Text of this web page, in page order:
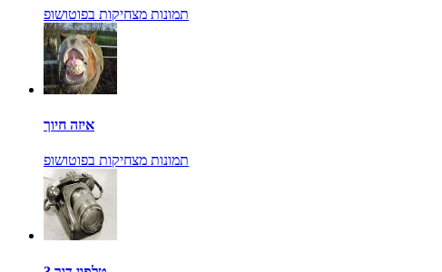
תמונות מצחיקות בפוטושופ
איזה חיוך
תמונות מצחיקות בפוטושופ